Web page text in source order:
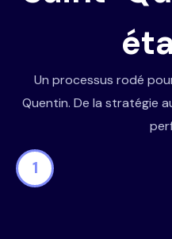
Un processus rodé
Quentin. De la stratégie
1